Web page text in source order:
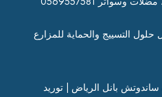
التسييج والحماية للمزارع
بانل الرياض | توريد